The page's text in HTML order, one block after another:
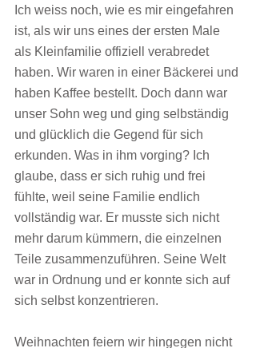
Ich weiss noch, wie es mir eingefahren
ist, als wir uns eines der ersten Male
als Kleinfamilie offiziell verabredet
haben. Wir waren in einer Bäckerei und
haben Kaffee bestellt. Doch dann war
unser Sohn weg und ging selbständig
und glücklich die Gegend für sich
erkunden. Was in ihm vorging? Ich
glaube, dass er sich ruhig und frei
fühlte, weil seine Familie endlich
vollständig war. Er musste sich nicht
mehr darum kümmern, die einzelnen
Teile zusammenzuführen. Seine Welt
war in Ordnung und er konnte sich auf
sich selbst konzentrieren.
Weihnachten feiern wir hingegen nicht